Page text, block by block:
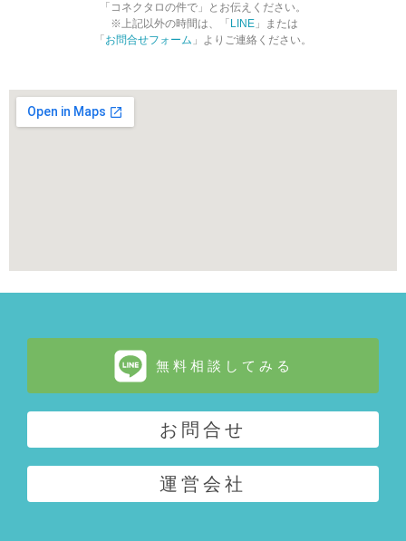
「コネクタロの件で」とお伝えください。
※上記以外の時間は、「 LINE 」または
「 お問合せフォーム 」よりご連絡ください。
無料相談してみる
お問合せ
運営会社